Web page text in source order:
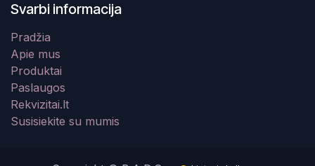
Svarbi informacija
Pradžia
Apie mus
Produktai
Paslaugos
Rekvizitai.lt
Susisiekite su mumis